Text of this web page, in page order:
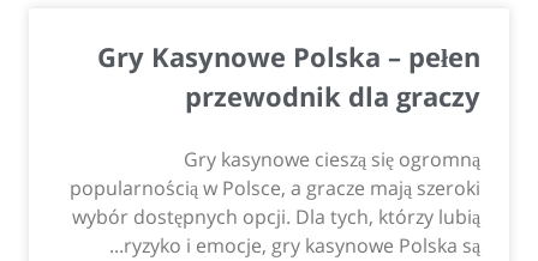
Gry Kasynowe Polska – pełen
przewodnik dla graczy
Gry kasynowe cieszą się ogromną
popularnością w Polsce, a gracze mają szeroki
wybór dostępnych opcji. Dla tych, którzy lubią
ryzyko i emocje, gry kasynowe Polska są...